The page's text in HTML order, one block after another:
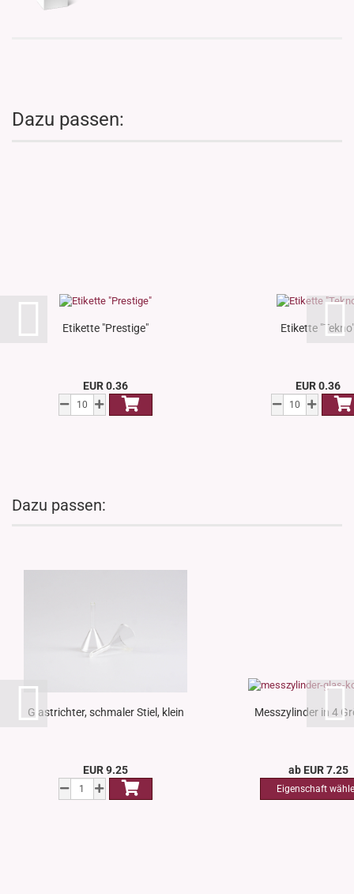
Dazu passen:
Etikette "Prestige"
EUR 0.36
Etikette
EUR 0.36
Dazu passen:
Glastrichter, schmaler Stiel, klein
EUR 9.25
Messzylinder in 4
ab EUR 7.25